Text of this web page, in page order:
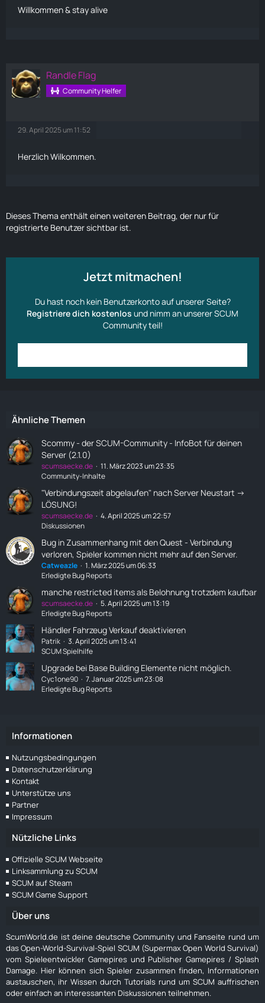
Willkommen & stay alive
Randle Flag
Community Helfer
29. April 2025 um 11:52
Herzlich Wilkommen.
Dieses Thema enthält einen weiteren Beitrag, der nur für
registrierte Benutzer sichtbar ist.
Jetzt mitmachen!
Du hast noch kein Benutzerkonto auf unserer Seite?
Registriere dich kostenlos und nimm an unserer SCUM
Community teil!
Ähnliche Themen
Scommy - der SCUM-Community - InfoBot für deinen
Server (2.1.0)
scumsaecke.de
11. März 2023 um 23:35
Community-Inhalte
"Verbindungszeit abgelaufen" nach Server Neustart ->
LÖSUNG!
scumsaecke.de
4. April 2025 um 22:57
Diskussionen
Bug in Zusammenhang mit den Quest - Verbindung
verloren, Spieler kommen nicht mehr auf den Server.
Catweazle
1. März 2025 um 06:33
Erledigte Bug Reports
manche restricted items als Belohnung trotzdem kaufbar
scumsaecke.de
5. April 2025 um 13:19
Erledigte Bug Reports
Händler Fahrzeug Verkauf deaktivieren
Patrik
3. April 2025 um 13:41
SCUM Spielhilfe
Upgrade bei Base Building Elemente nicht möglich.
Cyc1one90
7. Januar 2025 um 23:08
Erledigte Bug Reports
Informationen
Nutzungsbedingungen
Datenschutzerklärung
Kontakt
Unterstütze uns
Partner
Impressum
Nützliche Links
Offizielle SCUM Webseite
Linksammlung zu SCUM
SCUM auf Steam
SCUM Game Support
Über uns
ScumWorld.de ist deine deutsche Community und Fanseite rund um
das Open-World-Survival-Spiel SCUM (Supermax Open World Survival)
vom Spieleentwickler Gamepires und Publisher Gamepires / Splash
Damage. Hier können sich Spieler zusammen finden, Informationen
austauschen, ihr Wissen durch Tutorials rund um SCUM auffrischen
oder einfach an interessanten Diskussionen teilnehmen.